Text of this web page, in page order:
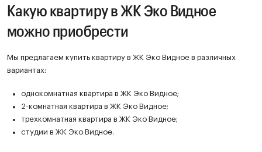
Какую квартиру в ЖК Эко Видное
можно приобрести
Мы предлагаем купить квартиру в ЖК Эко Видное в различных
вариантах:
однокомнатная квартира в ЖК Эко Видное;
2-комнатная квартира в ЖК Эко Видное;
трехкомнатная квартира в ЖК Эко Видное;
студии в ЖК Эко Видное.